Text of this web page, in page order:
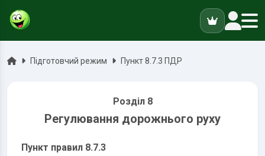
ГоловнаПідготовчий режим Пункт 8.7.3 ПДР
Розділ 8
Регулювання дорожнього руху
Пункт правил 8.7.3